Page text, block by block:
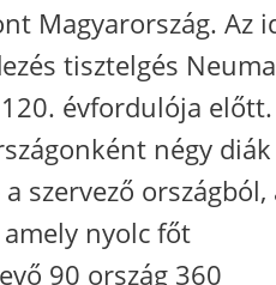
Magyarország. Az
tisztelgés
évfordulója
négy diák
szervező országból,
nyolc főt
90 ország 360